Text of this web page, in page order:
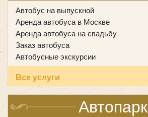
Автобус на выпускной
Аренда автобуса в Москве
Аренда автобуса на свадьбу
Заказ автобуса
Автобусные экскурсии
Все услуги
Автопарк